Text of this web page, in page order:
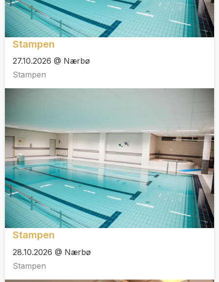
Stampen
27.10.2026 @ Nærbø
Stampen
Stampen
28.10.2026 @ Nærbø
Stampen